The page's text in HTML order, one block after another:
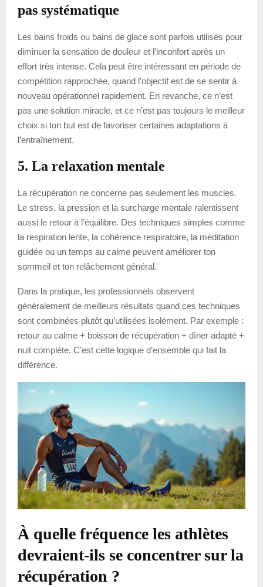
pas systématique
Les bains froids ou bains de glace sont parfois utilisés pour
diminuer la sensation de douleur et l’inconfort après un
effort très intense. Cela peut être intéressant en période de
compétition rapprochée, quand l’objectif est de se sentir à
nouveau opérationnel rapidement. En revanche, ce n’est
pas une solution miracle, et ce n’est pas toujours le meilleur
choix si ton but est de favoriser certaines adaptations à
l’entraînement.
5. La relaxation mentale
La récupération ne concerne pas seulement les muscles.
Le stress, la pression et la surcharge mentale ralentissent
aussi le retour à l’équilibre. Des techniques simples comme
la respiration lente, la cohérence respiratoire, la méditation
guidée ou un temps au calme peuvent améliorer ton
sommeil et ton relâchement général.
Dans la pratique, les professionnels observent
généralement de meilleurs résultats quand ces techniques
sont combinées plutôt qu’utilisées isolément. Par exemple :
retour au calme + boisson de récupération + dîner adapté +
nuit complète. C’est cette logique d’ensemble qui fait la
différence.
À quelle fréquence les athlètes
devraient-ils se concentrer sur la
récupération ?